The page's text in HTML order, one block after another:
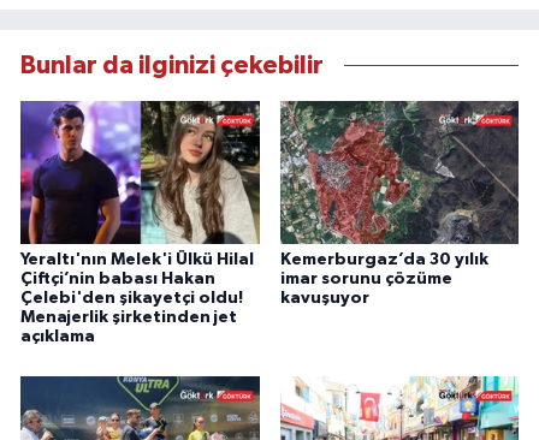
Bunlar da ilginizi çekebilir
Yeraltı'nın Melek'i Ülkü Hilal
Çiftçi’nin babası Hakan
Çelebi'den şikayetçi oldu!
Menajerlik şirketinden jet
açıklama
Kemerburgaz’da 30 yılık
imar sorunu çözüme
kavuşuyor